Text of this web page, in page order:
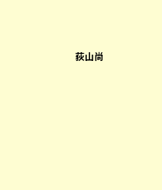
荻山尚